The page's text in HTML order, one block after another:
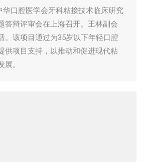
华口腔医学会牙科粘接技术临床研究
答辩评审会在上海召开。王林副会
。该项目通过为35岁以下年轻口腔
供项目支持，以推动和促进现代粘
。